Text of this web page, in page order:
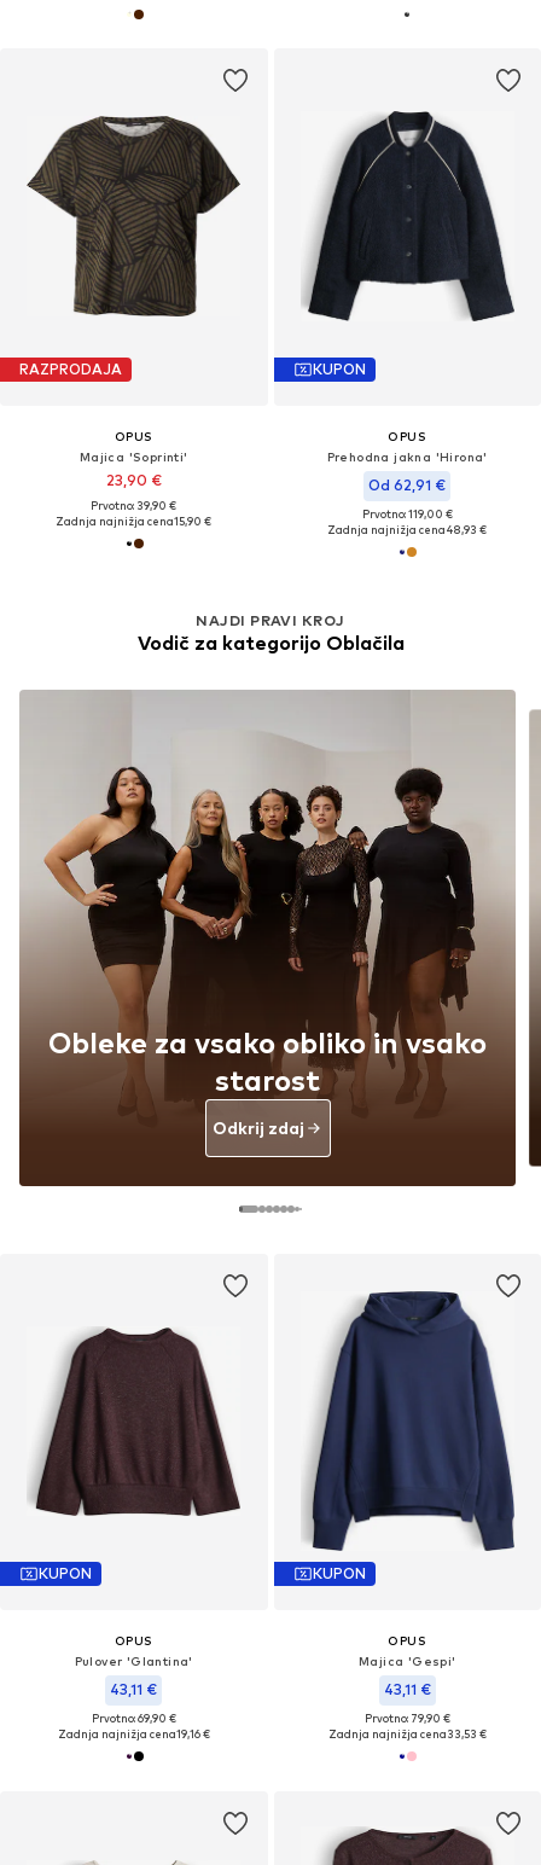
RAZPRODAJA
OPUS
Majica 'Soprinti'
23,90 €
Prvotno: 39,90 €
Zadnja najnižja cena15,90 €
KUPON
OPUS
Prehodna jakna 'Hirona'
Od 62,91 €
Prvotno: 119,00 €
Zadnja najnižja cena48,93 €
KUPON
OPUS
Pulover 'Glantina'
43,11 €
Prvotno: 69,90 €
Zadnja najnižja cena19,16 €
NAJDI PRAVI KROJ
Vodič za kategorijo Oblačila
Obleke za vsako obliko in vsako
starost
Odkrij zdaj
KUPON
OPUS
Majica 'Gespi'
43,11 €
Prvotno: 79,90 €
Zadnja najnižja cena33,53 €